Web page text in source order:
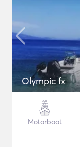
Olympic fx
Motorboot